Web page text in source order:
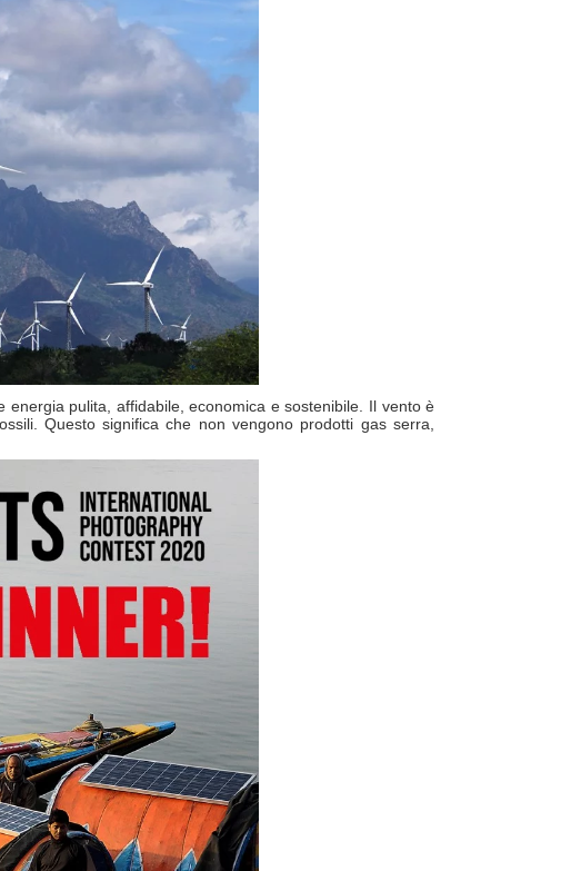
pulita, affidabile, economica e sostenibile. Il vento è
Questo significa che non vengono prodotti gas serra,